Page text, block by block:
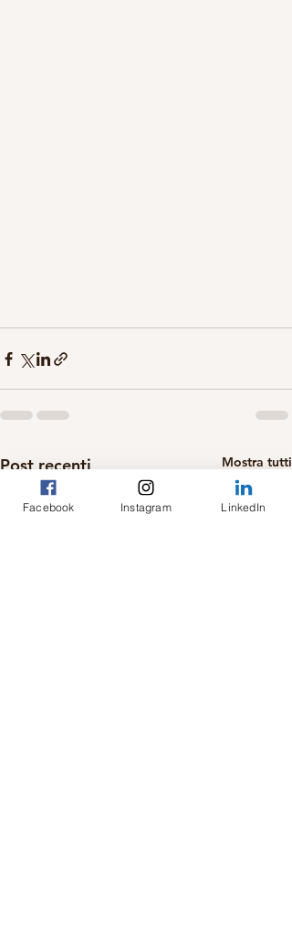
Post recenti Mostra tutti
Facebook Instagram LinkedIn